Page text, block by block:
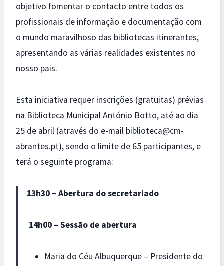
objetivo fomentar o contacto entre todos os
profissionais de informação e documentação com
o mundo maravilhoso das bibliotecas itinerantes,
apresentando as várias realidades existentes no
nosso pais.
Esta iniciativa requer inscrições (gratuitas) prévias
na Biblioteca Municipal António Botto, até ao dia
25 de abril (através do e-mail biblioteca@cm-
abrantes.pt), sendo o limite de 65 participantes, e
terá o seguinte programa:
13h30 – Abertura do secretariado
14h00 – Sessão de abertura
Maria do Céu Albuquerque – Presidente do